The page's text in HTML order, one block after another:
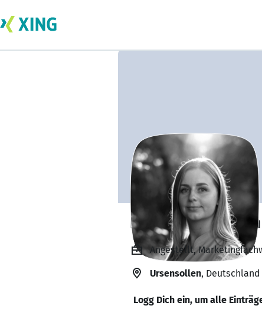
Nadine Hoffmann
Angestellt,
Ursensollen, Deutschland
Logg Dich ein, um alle